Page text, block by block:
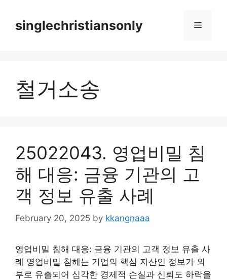
contentsinglechristiansonly Menu
철거소송
25022043. 영업비밀 침
해 대응: 금융 기관의 고
객 정보 유출 사례
February 20, 2025 by kkangnaaa
영업비밀 침해 대응: 금융 기관의 고객 정보 유출 사
례 영업비밀 침해는 기업의 핵심 자산인 정보가 외
부로 유출되어 심각한 경제적 손실과 신뢰도 하락을